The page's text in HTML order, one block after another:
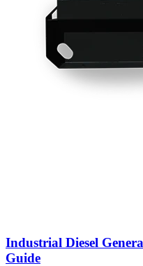
Industrial Diesel
Guide